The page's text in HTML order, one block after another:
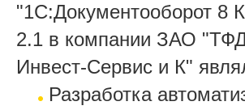
"1С:Документооборот 8
2.1 в компании ЗАО
Инвест-Сервис и К"
­Разработка